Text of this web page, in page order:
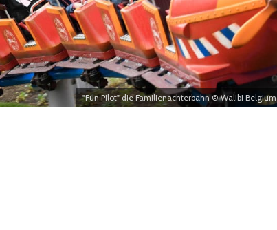
"Fun Pilot" die Familienachterbahn © Walibi Belgium